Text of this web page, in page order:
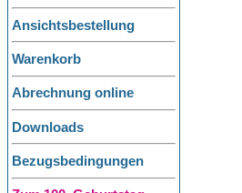
Ansichtsbestellung
Warenkorb
Abrechnung online
Downloads
Bezugsbedingungen